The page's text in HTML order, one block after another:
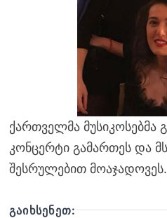
ქართველმა მუსიკოსებმა
კონცერტი გამართეს და
შესრულებით მოაჯადოვეს.
ᲒᲐᲘᲮᲡᲔᲜᲔᲗ: